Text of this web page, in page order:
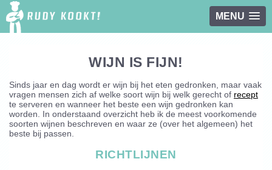
MENU
WIJN IS FIJN!
Sinds jaar en dag wordt er wijn bij het eten gedronken, maar vaak
vragen mensen zich af welke soort wijn bij welk gerecht of recept
te serveren en wanneer het beste een wijn gedronken kan
worden. In onderstaand overzicht heb ik de meest voorkomende
soorten wijnen beschreven en waar ze (over het algemeen) het
beste bij passen.
RICHTLIJNEN